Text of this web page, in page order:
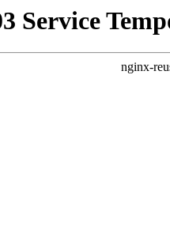
Service
nginx-